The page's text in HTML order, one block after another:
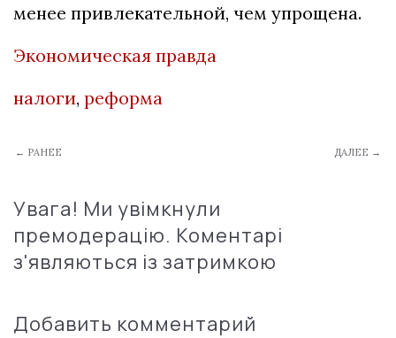
менее привлекательной, чем упрощена.
Экономическая правда
налоги, реформа
← РАНЕЕ ДАЛЕЕ →
Увага! Ми увімкнули
премодерацію. Коментарі
з'являються із затримкою
Добавить комментарий